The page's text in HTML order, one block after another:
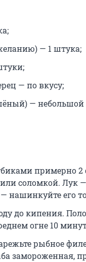
— 1 штука;
— по вкусу;
— небольшой
примерно
соломкой. Лук
— нашинкуйте его
до кипения.
огне 10
рыбное
замороженная,